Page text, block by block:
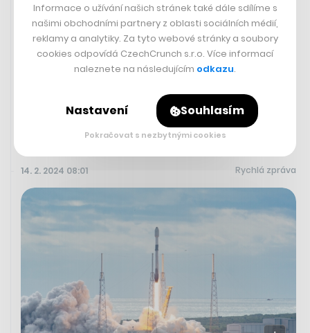
14. 2. 2024 08:01 Rychlá zpráva
Informace o užívání našich stránek také dále sdílíme s
našimi obchodními partnery z oblasti sociálních médií,
reklamy a analytiky. Za tyto webové stránky a soubory
cookies odpovídá CzechCrunch s.r.o. Více informací
naleznete na následujícím odkazu.
Nastavení Souhlasím
Pokračovat s nezbytnými cookies